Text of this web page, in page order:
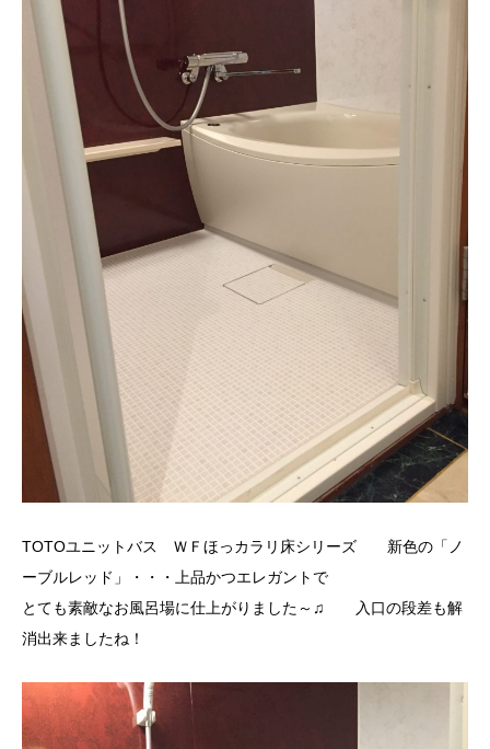
TOTOユニットバス ＷＦほっカラリ床シリーズ 新色の「ノ
ーブルレッド」・・・上品かつエレガントで
とても素敵なお風呂場に仕上がりました～♫ 入口の段差も解
消出来ましたね！